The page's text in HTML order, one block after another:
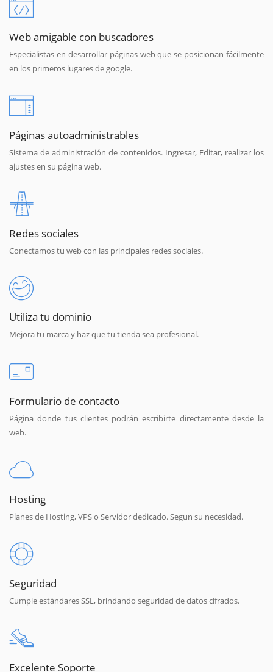
Web amigable con buscadores
Especialistas en desarrollar páginas web que se posicionan fácilmente
en los primeros lugares de google.
Páginas autoadministrables
Sistema de administración de contenidos. Ingresar, Editar, realizar los
ajustes en su página web.
Redes sociales
Conectamos tu web con las principales redes sociales.
Utiliza tu dominio
Mejora tu marca y haz que tu tienda sea profesional.
Formulario de contacto
Página donde tus clientes podrán escribirte directamente desde la
web.
Hosting
Planes de Hosting, VPS o Servidor dedicado. Segun su necesidad.
Seguridad
Cumple estándares SSL, brindando seguridad de datos cifrados.
Excelente Soporte